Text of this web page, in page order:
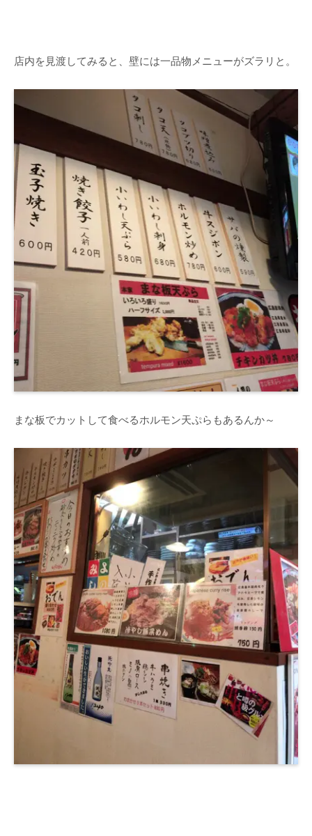
店内を見渡してみると、壁には一品物メニューがズラリと。
まな板でカットして食べるホルモン天ぷらもあるんか～